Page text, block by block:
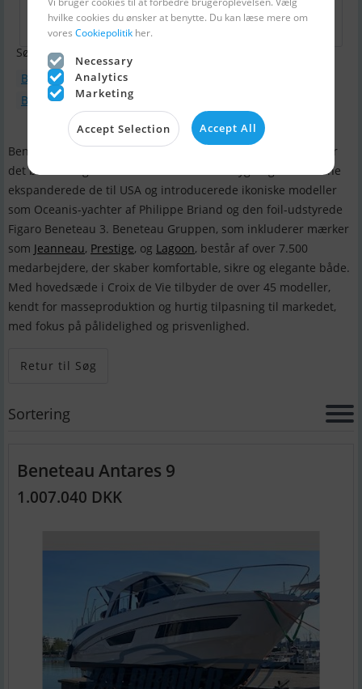
Søgning
Bådtype : Motorbåd
Bådmodel : Beneteau Antares 9
Benjamin Bénéteau grundlagde
i 1884, og siden er
det blevet en global leder inden for bådebygning. I 1980'erne
ekspanderede de til USA og introducerede ikoniske modeller
som Oceanis-yachter af Philippe Briand og den foil-udstyrede
Figaro Beneteau 3. Beneteau Gruppen, som inkluderer mærker
som Jeanneau, Prestige, og Lagoon, består af over 7.500
medarbejdere, der skaber komfortable, sikre og elegante både.
Med hovedsæde i Croix de Vie tilbyder de over 45 modeller,
kendt for masseproduktion og hurtig tilpasning til markedet,
med fokus på pålidelighed og prisvenlighed.
Retur til Søg
Sortering
Beneteau Antares 9
1.007.040 DKK
hvilke cookies du ønsker at benytte. Du kan læse mere om
vores Cookiepolitik her.
Necessary
Analytics
Marketing
Accept Selection Accept All